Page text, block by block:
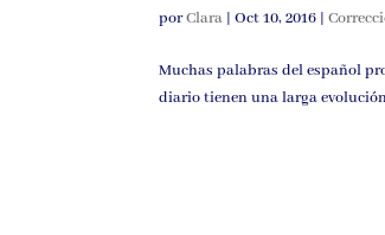
porClara |Oct 10, 2016 |
Muchas palabras del español
diario tienen una larga